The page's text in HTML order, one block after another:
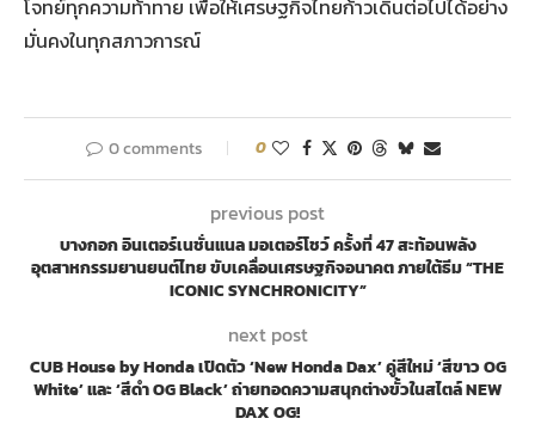
โจทย์ทุกความท้าทาย เพื่อให้เศรษฐกิจไทยก้าวเดินต่อไปได้อย่าง
มั่นคงในทุกสภาวการณ์
0 comments 0
previous post
บางกอก อินเตอร์เนชั่นแนล มอเตอร์โชว์ ครั้งที่ 47 สะท้อนพลัง
อุตสาหกรรมยานยนต์ไทย ขับเคลื่อนเศรษฐกิจอนาคต ภายใต้ธีม “THE
ICONIC SYNCHRONICITY”
next post
CUB House by Honda เปิดตัว ‘New Honda Dax’ คู่สีใหม่ ‘สีขาว OG
White’ และ ‘สีดำ OG Black’ ถ่ายทอดความสนุกต่างขั้วในสไตล์ NEW
DAX OG!